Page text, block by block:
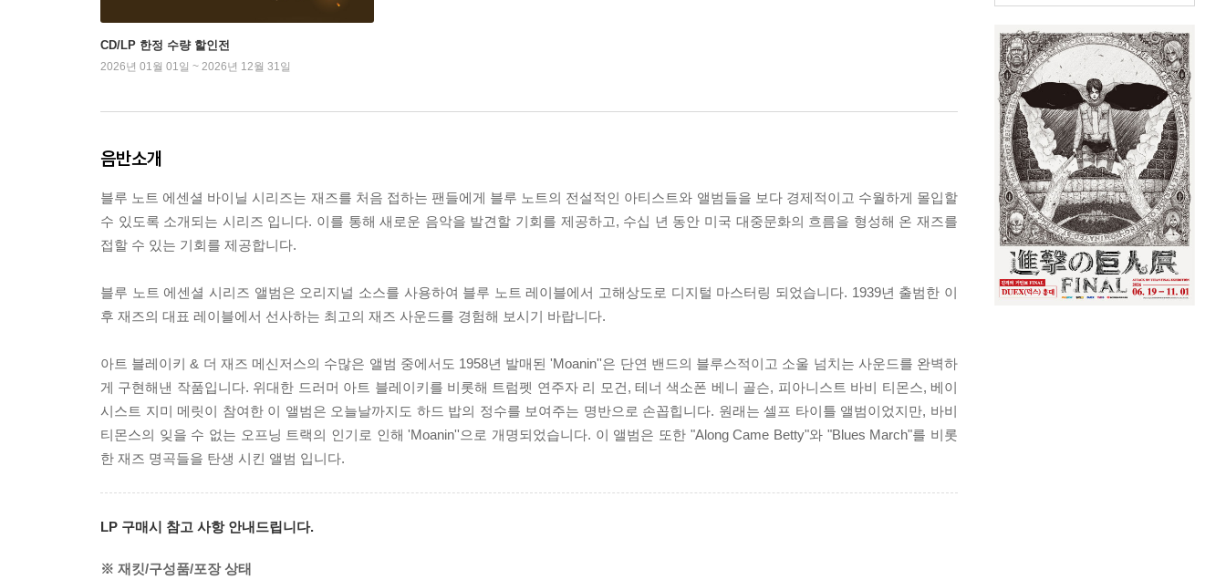
Viola And Piano)
CD/LP 한정 수량 할인전
2026년 01월 01일 ~ 2026년 12월 31일
음반소개
블루 노트 에센셜 바이닐 시리즈는 재즈를 처음 접하는 팬들에게 블루 노트의 전설적인 아티스트와 앨범들을 보다 경제적이고 수월하게 몰입할
수 있도록 소개되는 시리즈 입니다. 이를 통해 새로운 음악을 발견할 기회를 제공하고, 수십 년 동안 미국 대중문화의 흐름을 형성해 온 재즈를
접할 수 있는 기회를 제공합니다.
블루 노트 에센셜 시리즈 앨범은 오리지널 소스를 사용하여 블루 노트 레이블에서 고해상도로 디지털 마스터링 되었습니다. 1939년 출범한 이
후 재즈의 대표 레이블에서 선사하는 최고의 재즈 사운드를 경험해 보시기 바랍니다.
아트 블레이키 & 더 재즈 메신저스의 수많은 앨범 중에서도 1958년 발매된 'Moanin''은 단연 밴드의 블루스적이고 소울 넘치는 사운드를 완벽하
게 구현해낸 작품입니다. 위대한 드러머 아트 블레이키를 비롯해 트럼펫 연주자 리 모건, 테너 색소폰 베니 골슨, 피아니스트 바비 티몬스, 베이
시스트 지미 메릿이 참여한 이 앨범은 오늘날까지도 하드 밥의 정수를 보여주는 명반으로 손꼽힙니다. 원래는 셀프 타이틀 앨범이었지만, 바비
티몬스의 잊을 수 없는 오프닝 트랙의 인기로 인해 'Moanin''으로 개명되었습니다. 이 앨범은 또한 "Along Came Betty"와 "Blues March"를 비롯
한 재즈 명곡들을 탄생 시킨 앨범 입니다.
LP 구매시 참고 사항 안내드립니다.
※ 재킷/구성품/포장 상태